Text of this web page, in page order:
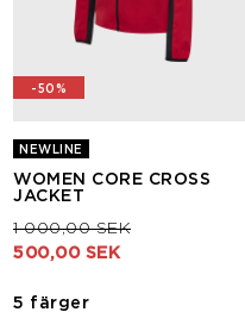
-50%
NEWLINE
WOMEN CORE CROSS
JACKET
Pris nedsatt från
1 000,00 SEKtill
500,00 SEK
5 färger